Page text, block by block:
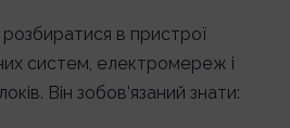
в пристрої
систем, електромереж і
Він зобов’язаний знати: